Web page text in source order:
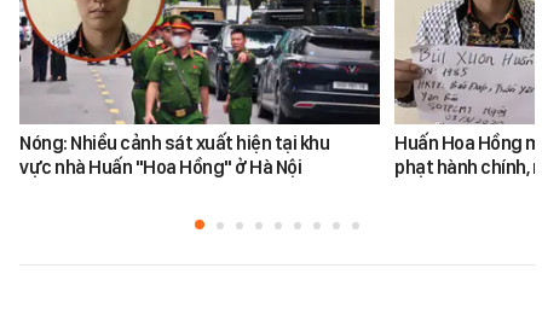
Nóng: Nhiều cảnh sát xuất hiện tại khu
vực nhà Huấn "Hoa Hồng" ở Hà Nội
Huấn Hoa Hồng
phạt hành chính,